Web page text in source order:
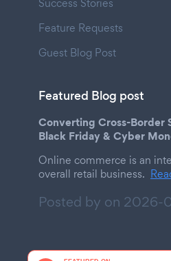
Success Stories
Feature Requests
Guest Blog Post
Featured Blog post
Converting Cross-Border
Black Friday & Cyber
Online commerce is an
overall retail business.
Posted by on 2026-